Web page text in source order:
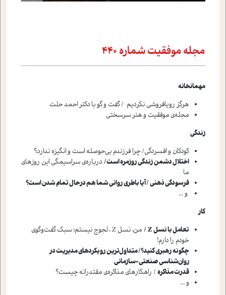
مجله موفقیت شماره 440
مهمانخانه
هرگز رویافروشی نکردیم / گفت و گو با دکتر احمد حلت
مجله‌ی موفقیت و هنر سرسختی
زندگی
کودکان و افسردگی/ چرا فرزندم بی‌حوصله است و انگیزه ندارد؟
اختلال دشمن زندگی روزمره است/ درباره‌ی سراسیمگی این روزهای
ما
فرسودگی ذهنی / آیا باطری روانی شما هم درحال تمام شدن است؟
و ...
کار
تعامل با نسلZ
/
من، نسل Z ، لجوج نیستم؛ سبک گفت‌و‌گوی
خودم را دارم!
چگونه رهبری کنید؟/ متداول‌ترین رویکردهای مدیریت در
روان‌شناسی صنعتی-‌سازمانی
قدرت مذاکره/ راهکارهای مذاکره‌ی‌ مقتدرانه چیست؟
و ...